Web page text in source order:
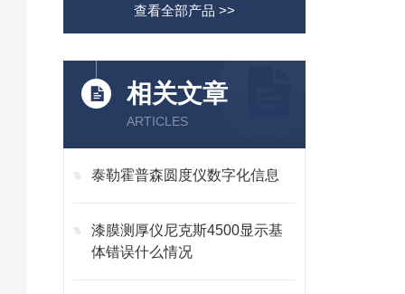
查看全部产品 >>
相关文章
ARTICLES
泰勒霍普森圆度仪数字化信息
漆膜测厚仪尼克斯4500显示基
体错误什么情况